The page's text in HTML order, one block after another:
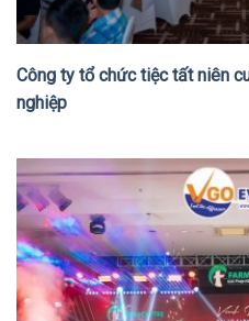
Công ty tổ chức tiệc tất niên
nghiệp